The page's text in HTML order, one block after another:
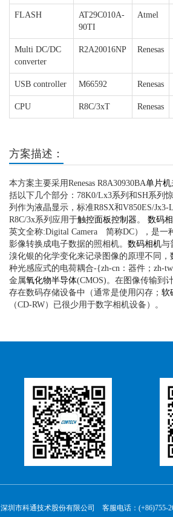
FLASH
AT29C010A-
90TI
Atmel
Multi DC/DC
converter
R2A20016NP Renesas
USB controller M66592 Renesas
CPU R8C/3xT Renesas
方案描述：
本方案主要采用Renesas R8A30930BA单片机
括以下几个部分：78K0/Lx3系列和SH系列
列作为液晶显示，标准R8SX和V850ES/Jx3-
R8C/3x系列应用于触控面板控制器。 数码
英文全称:Digital Camera 简称DC），是一
影像转换成电子数据的照相机。 数码相机与
溴化银的化学变化来记录图像的原理不同，
种光感应式的电荷耦合-{zh-cn：器件；zh-
金属氧化物半导体(CMOS)。在图像传输到
存在数码存储设备中（通常是使用闪存； 软
（CD-RW）已很少用于数字相机设备）。
深圳市科通技术股份有限公司 客服电话：(+86)755-